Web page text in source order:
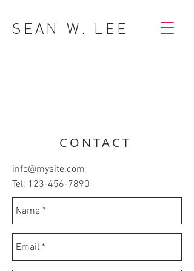
SEAN W. LEE
CONTACT
info@mysite.com
Tel: 123-456-7890